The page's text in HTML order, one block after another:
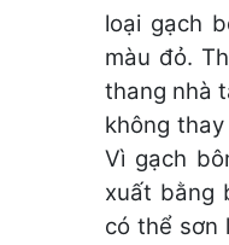
loại gạch
màu đỏ.
thang nhà
không
Vì gạch
xuất bằng
có thể sơn